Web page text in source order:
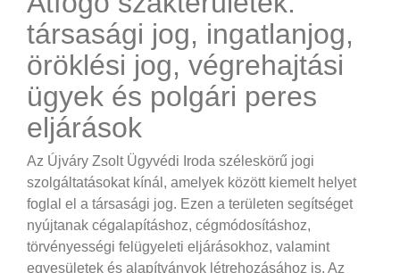
társasági jog, ingatlanjog,
öröklési jog, végrehajtási
ügyek és polgári peres
eljárások
Az Újváry Zsolt Ügyvédi Iroda széleskörű jogi
szolgáltatásokat kínál, amelyek között kiemelt helyet
foglal el a társasági jog. Ezen a területen segítséget
nyújtanak cégalapításhoz, cégmódosításhoz,
törvényességi felügyeleti eljárásokhoz, valamint
egyesületek és alapítványok létrehozásához is. Az